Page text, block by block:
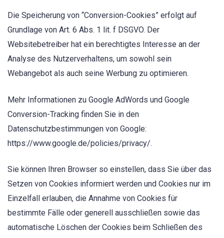
Die Speicherung von “Conversion-Cookies” erfolgt auf
Grundlage von Art. 6 Abs. 1 lit. f DSGVO. Der
Websitebetreiber hat ein berechtigtes Interesse an der
Analyse des Nutzerverhaltens, um sowohl sein
Webangebot als auch seine Werbung zu optimieren.
Mehr Informationen zu Google AdWords und Google
Conversion-Tracking finden Sie in den
Datenschutzbestimmungen von Google:
https://www.google.de/policies/privacy/.
Sie können Ihren Browser so einstellen, dass Sie über das
Setzen von Cookies informiert werden und Cookies nur im
Einzelfall erlauben, die Annahme von Cookies für
bestimmte Fälle oder generell ausschließen sowie das
automatische Löschen der Cookies beim Schließen des